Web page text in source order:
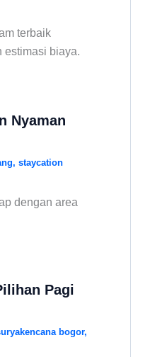
terbaik
estimasi biaya.
Nyaman
, staycation
dengan area
Pagi
bogor,